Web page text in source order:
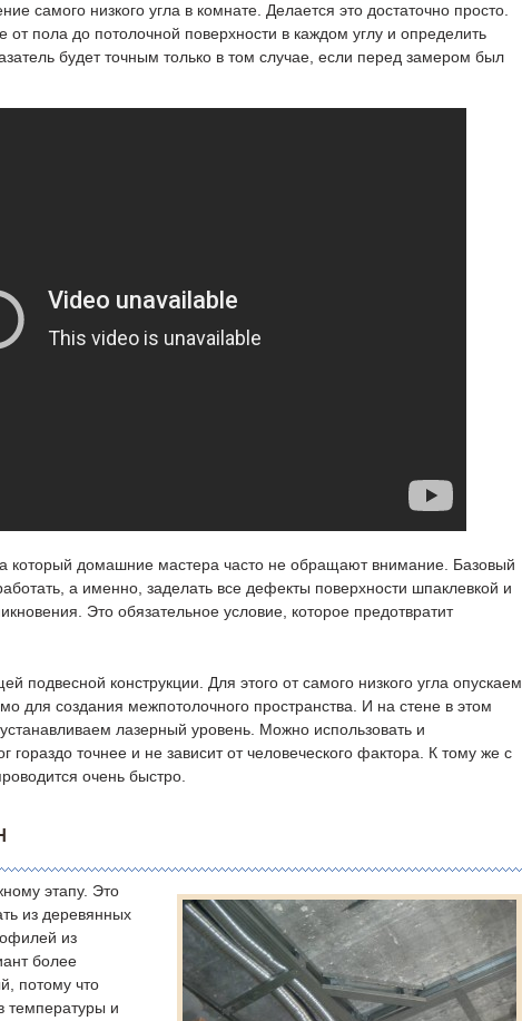
самого низкого угла в комнате. Делается это достаточно просто.
от пола до потолочной поверхности в каждом углу и определить
будет точным только в том случае, если перед замером был
который домашние мастера часто не обращают внимание. Базовый
а именно, заделать все дефекты поверхности шпаклевкой и
Это обязательное условие, которое предотвратит
подвесной конструкции. Для этого от самого низкого угла опускаем
для создания межпотолочного пространства. И на стене в этом
лазерный уровень. Можно использовать и
гораздо точнее и не зависит от человеческого фактора. К тому же с
очень быстро.
этапу. Это
из деревянных
из
более
потому что
температуры и